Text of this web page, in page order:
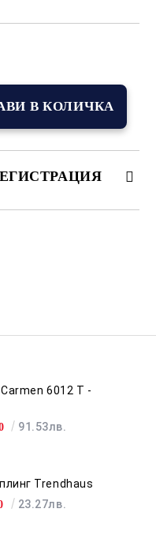
6012 T -
91.53лв.
Trendhaus
23.27лв.